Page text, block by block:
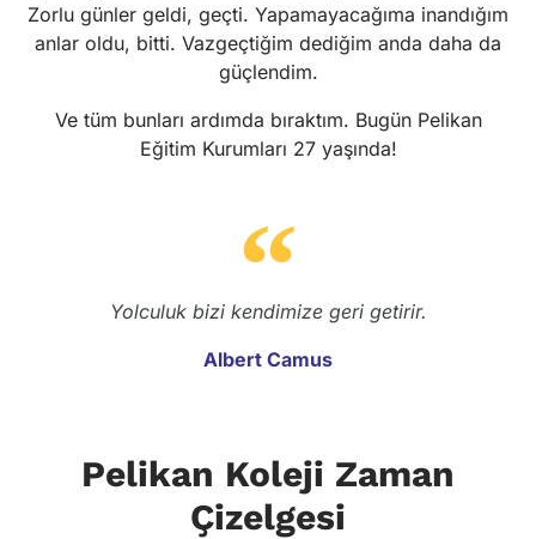
Zorlu günler geldi, geçti. Yapamayacağıma inandığım
anlar oldu, bitti. Vazgeçtiğim dediğim anda daha da
güçlendim.
Ve tüm bunları ardımda bıraktım. Bugün Pelikan
Eğitim Kurumları 27 yaşında!
Yolculuk bizi kendimize geri getirir.
Albert Camus
Pelikan Koleji Zaman
Çizelgesi